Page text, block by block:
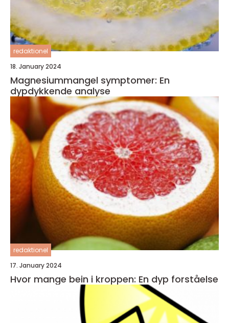
redaktionel
18. January 2024
Magnesiummangel symptomer: En
dypdykkende analyse
redaktionel
17. January 2024
Hvor mange bein i kroppen: En dyp forståelse